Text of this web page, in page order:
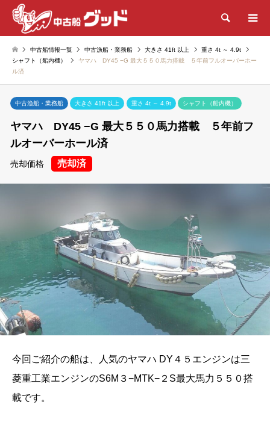
検索
中古船情報一覧 中古漁船・業務船 大きさ 41ft 以上
重さ 4t ～ 4.9t
シャフト（船内機）
ヤマハ DY45 −G 最大５５０馬力搭載 ５年前フルオーバーホー
ル済
中古漁船・業務船 大きさ 41ft 以上 重さ 4t ～ 4.9t シャフト（船内機）
ヤマハ DY45 −G 最大５５０馬力搭載 ５年前フ
ルオーバーホール済
売却価格 売却済
今回ご紹介の船は、人気のヤマハ DY４５エンジンは三
菱重工業エンジンのS6M３−MTK−２S最大馬力５５０搭
載です。